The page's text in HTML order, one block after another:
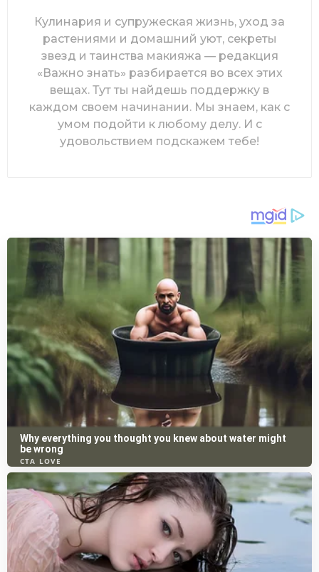
Кулинария и супружеская жизнь, уход за
растениями и домашний уют, секреты
звезд и таинства макияжа — редакция
«Важно знать» разбирается во всех этих
вещах. Тут ты найдешь поддержку в
каждом своем начинании. Мы знаем, как с
умом подойти к любому делу. И с
удовольствием подскажем тебе!